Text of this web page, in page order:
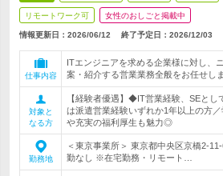
リモートワーク可 女性のおしごと掲載中
情報更新日：2026/06/12 終了予定日： 2026/12/03
仕事内容
ITエンジニアを求める企業様に対し、
案・紹介する営業業務全般をお任せしま
対象と
なる方
【経験者優遇】◆IT営業経験、SEとし
は派遣営業経験いずれか1年以上の方
や充実の福利厚生も魅力◎
勤務地
＜東京事業所＞ 東京都中央区京橋2-
勤なし ※在宅勤務・リモート…